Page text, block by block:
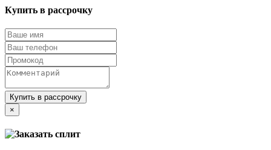
Купить в рассрочку
Купить в рассрочку
×